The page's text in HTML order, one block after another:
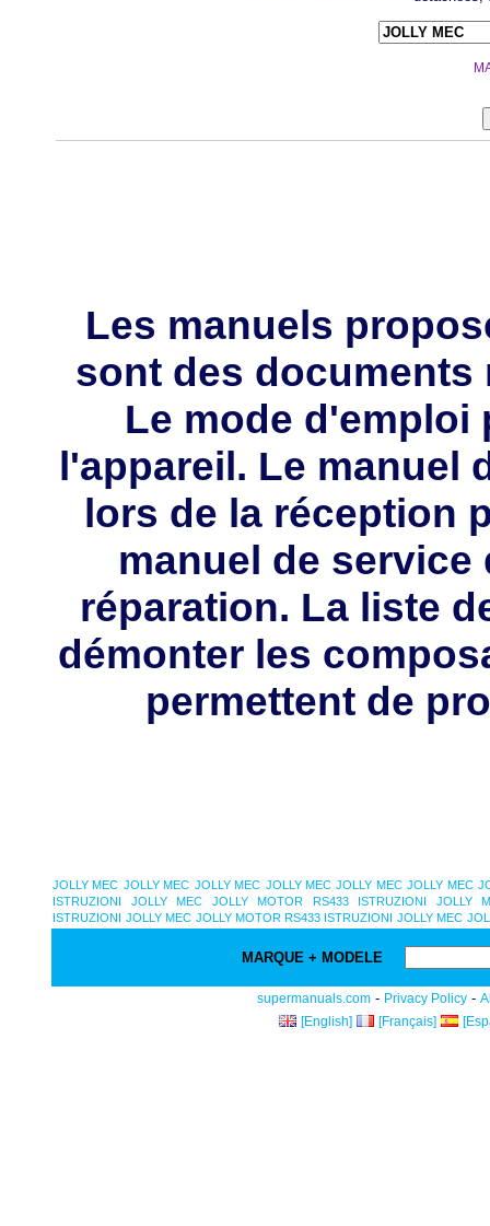
Les manuels
sont des documents
Le mode d'emploi
l'appareil. Le manuel
lors de la réception
manuel de
réparation. La liste
démonter les
permettent de
JOLLY MEC JOLLY MEC JOLLY MEC JOLLY MEC JOLLY MEC JOLLY MEC
ISTRUZIONI
JOLLY MEC JOLLY MOTOR RS433 ISTRUZIONI
JOLLY
ISTRUZIONI JOLLY MEC JOLLY MOTOR RS433 ISTRUZIONI JOLLY MEC
MARQUE + MODELE
supermanuals.com - Privacy Policy -
[English]
[Français]